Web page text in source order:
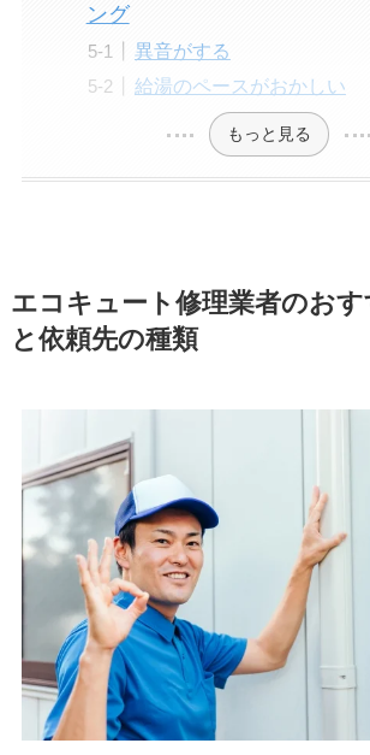
ング
異音がする
給湯のペースがおかしい
もっと見る
エコキュート修理業者のお
と依頼先の種類